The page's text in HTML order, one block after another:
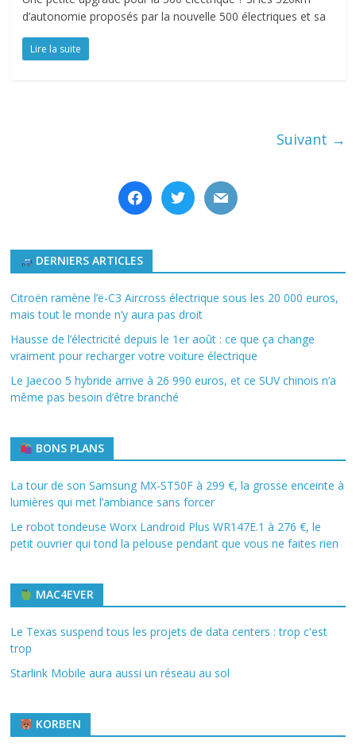
d’autonomie proposés par la nouvelle 500 électriques et sa
Lire la suite
Suivant →
facebooktwitter mail
DERNIERS ARTICLES
Citroën ramène l’ë-C3 Aircross électrique sous les 20 000 euros,
mais tout le monde n’y aura pas droit
Hausse de l’électricité depuis le 1er août : ce que ça change
vraiment pour recharger votre voiture électrique
Le Jaecoo 5 hybride arrive à 26 990 euros, et ce SUV chinois n’a
même pas besoin d’être branché
BONS PLANS
La tour de son Samsung MX-ST50F à 299 €, la grosse enceinte à
lumières qui met l’ambiance sans forcer
Le robot tondeuse Worx Landroid Plus WR147E.1 à 276 €, le
petit ouvrier qui tond la pelouse pendant que vous ne faites rien
MAC4EVER
Le Texas suspend tous les projets de data centers : trop c'est
trop
Starlink Mobile aura aussi un réseau au sol
KORBEN